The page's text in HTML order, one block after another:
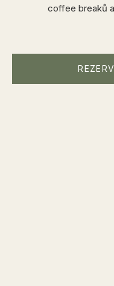
coffee breaků